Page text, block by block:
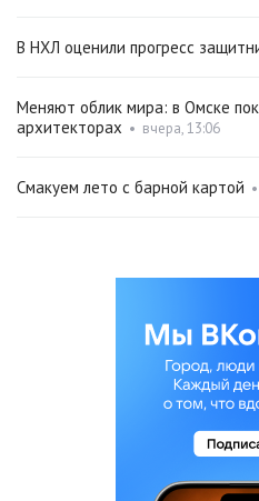
В НХЛ оценили прогресс
Меняют облик мира: в Омске
архитекторах • вчера, 13:06
Смакуем лето с барной картой •